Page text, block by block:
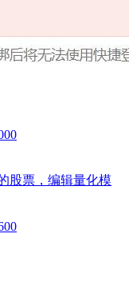
股票，编辑量化模